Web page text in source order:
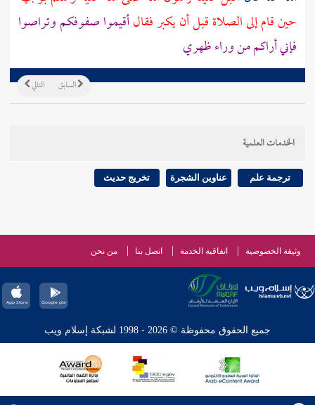
حين قام إلى الصلاة قبل أن يكبر فقالأقيموا صفوفكم وتراصوا
فإني أراكم من وراء ظهري
التالي السابق
الخدمات العلمية
ترجمة علم عناوين الشجرة تخريج حديث
وثيقة الخصوصية اتفاقية الخدمة اتصل بنا من نحن
جميع الحقوق محفوظة © 2026 - 1998 لشبكة إسلام ويب